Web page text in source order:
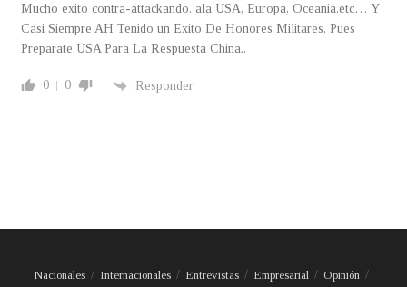
Mucho exito contra-attackando. ala USA, Europa, Oceania.etc… Y
Casi Siempre AH Tenido un Exito De Honores Militares. Pues
Preparate USA Para La Respuesta China..
0 0 Responder
Nacionales Internacionales Entrevistas Empresarial
Opinión